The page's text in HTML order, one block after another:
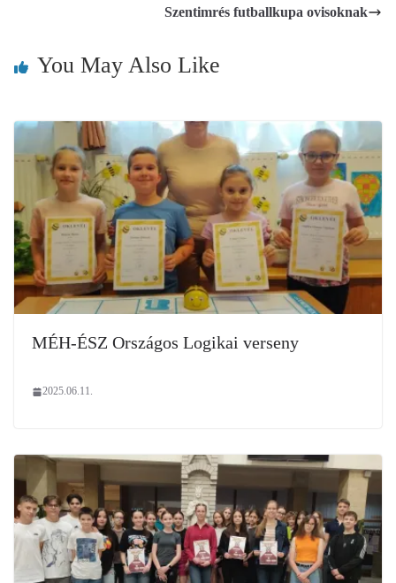
Szentimrés futballkupa ovisoknak
You May Also Like
MÉH-ÉSZ Országos Logikai verseny
2025.06.11.